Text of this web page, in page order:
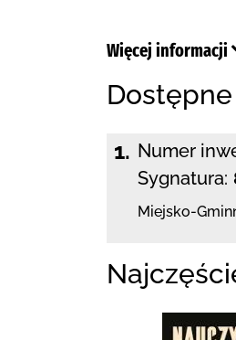
Więcej informacji
1. Numer
Sygnatura:
Miejsko-